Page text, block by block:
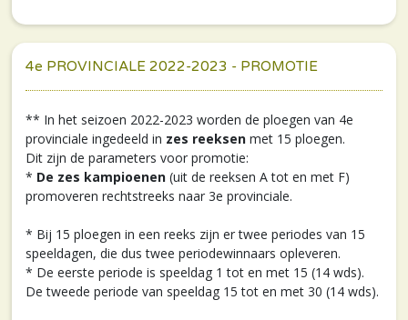
4e PROVINCIALE 2022-2023 - PROMOTIE
** In het seizoen 2022-2023 worden de ploegen van 4e
provinciale ingedeeld in zes reeksen met 15 ploegen.
Dit zijn de parameters voor promotie:
* De zes kampioenen (uit de reeksen A tot en met F)
promoveren rechtstreeks naar 3e provinciale.
* Bij 15 ploegen in een reeks zijn er twee periodes van 15
speeldagen, die dus twee periodewinnaars opleveren.
* De eerste periode is speeldag 1 tot en met 15 (14 wds).
De tweede periode van speeldag 15 tot en met 30 (14 wds).